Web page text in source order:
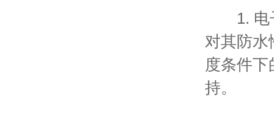
1. 电子
对其防水
度条件
持。